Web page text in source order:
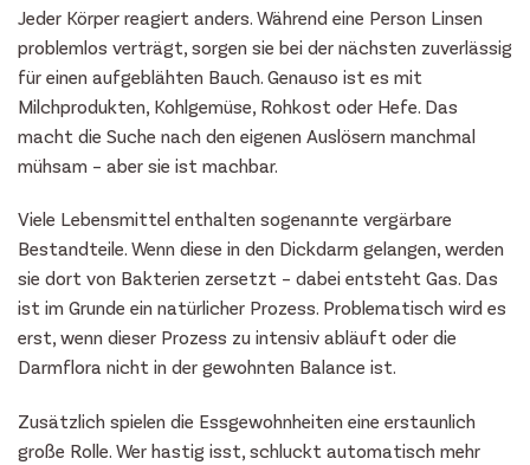
Jeder Körper reagiert anders. Während eine Person Linsen
problemlos verträgt, sorgen sie bei der nächsten zuverlässig
für einen aufgeblähten Bauch. Genauso ist es mit
Milchprodukten, Kohlgemüse, Rohkost oder Hefe. Das
macht die Suche nach den eigenen Auslösern manchmal
mühsam – aber sie ist machbar.
Viele Lebensmittel enthalten sogenannte vergärbare
Bestandteile. Wenn diese in den Dickdarm gelangen, werden
sie dort von Bakterien zersetzt – dabei entsteht Gas. Das
ist im Grunde ein natürlicher Prozess. Problematisch wird es
erst, wenn dieser Prozess zu intensiv abläuft oder die
Darmflora nicht in der gewohnten Balance ist.
Zusätzlich spielen die Essgewohnheiten eine erstaunlich
große Rolle. Wer hastig isst, schluckt automatisch mehr